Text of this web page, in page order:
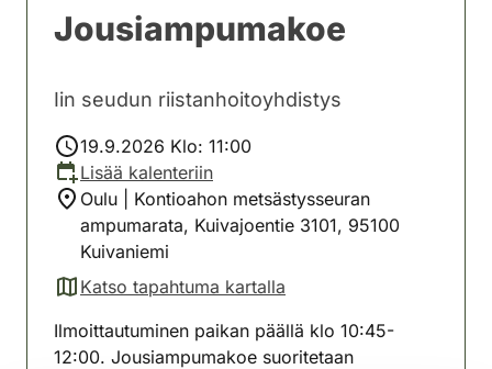
Jousiampumakoe
Iin seudun riistanhoitoyhdistys
19.9.2026 Klo: 11:00
Lisää kalenteriin
Oulu | Kontioahon metsästysseuran
ampumarata, Kuivajoentie 3101, 95100
Kuivaniemi
Katso tapahtuma kartalla
(avautuu uuteen välilehteen)
Ilmoittautuminen paikan päällä klo 10:45-
12:00. Jousiampumakoe suoritetaan